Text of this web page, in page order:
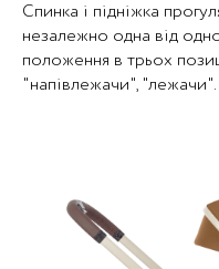
Спинка і підніжка
незалежно одна від
положення в трьох
"напівлежачи", "лежачи".